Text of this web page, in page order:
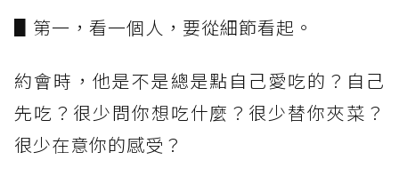
▋第一，看一個人，要從細節看起。
約會時，他是不是總是點自己愛吃的？自己
先吃？很少問你想吃什麼？很少替你夾菜？
很少在意你的感受？